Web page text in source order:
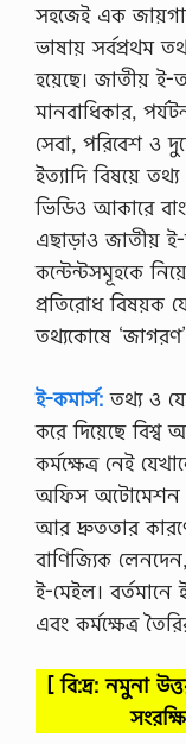
সহজেই এক
ভাষায় সর্বপ্রথম
হয়েছে। জাতীয় ই-
মানবাধিকার,
সেবা, পরিবেশ ও
ইত্যাদি বিষয়ে
ভিডিও আকারে
এছাড়াও জাতীয়
কন্টেন্টসমূহকে
প্রতিরােধ বিষয়ক
তথ্যকোষে
ই-কমার্স:তথ্য ও
করে দিয়েছে বিশ্ব
কর্মক্ষেত্র নেই
অফিস অটোমেশন
আর দ্রুততার
বাণিজ্যিক
ই-মেইল। বর্তমানে
এবং কর্মক্ষেত্র
[ বি:দ্র: নমুনা